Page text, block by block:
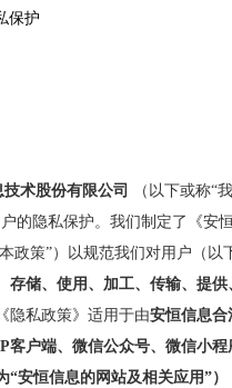
保护
术股份有限公司
（以下或称“
的隐私保护。我们制定了《安
政策”）以规范我们对用户（以
存储、使用、加工、传输、提供
隐私政策》适用于由安恒信息合
客户端、微信公众号、微信小程
“安恒信息的网站及相关应用”）